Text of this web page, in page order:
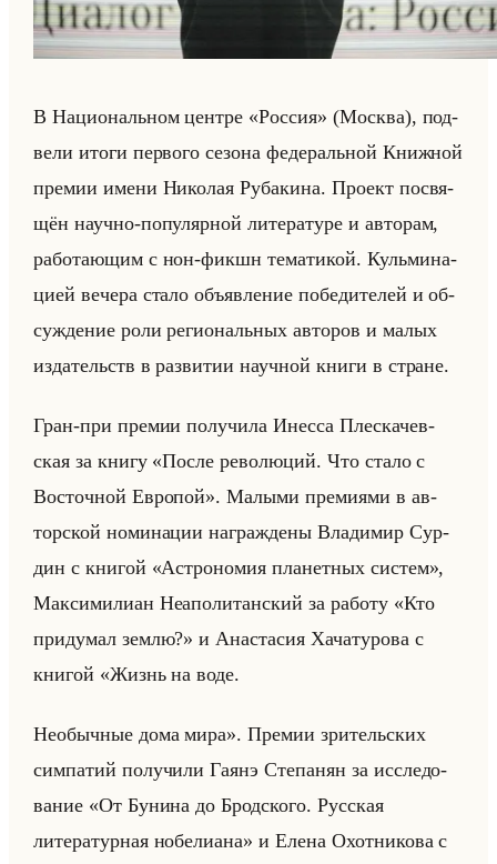
В На­ци­ональном цен­тре «Россия» (Москва), под­
ве­ли итоги пер­во­го се­зо­на фе­де­ральной Книж­ной
пре­мии имени Ни­ко­лая Ру­ба­ки­на. Про­ект по­свя­
щён на­уч­но-по­пу­ляр­ной ли­те­ра­ту­ре и ав­то­рам,
ра­бо­та­ющим с нон-фикшн те­ма­ти­кой. Кульми­на­
ци­ей ве­че­ра стало объяв­ле­ние по­бе­ди­те­лей и об­
суж­де­ние роли ре­ги­ональных ав­то­ров и малых
из­да­тельств в раз­ви­тии на­уч­ной книги в стране.
Гран-при пре­мии по­лу­чи­ла Инес­са Плес­ка­чев­
ская за книгу «После революций. Что стало с
Восточной Европой». Ма­лы­ми пре­ми­ями в ав­
тор­ской но­ми­на­ции на­граж­де­ны Вла­ди­мир Сур­
дин с кни­гой «Астрономия планетных систем»,
Мак­си­ми­ли­ан Неа­по­ли­тан­ский за ра­бо­ту «Кто
придумал землю?» и Ана­ста­сия Ха­ча­ту­ро­ва с
кни­гой «Жизнь на воде.
Необычные дома мира». Пре­мии зри­тельских
сим­па­тий по­лу­чи­ли Гаянэ Сте­па­нян за ис­сле­до­
ва­ние «От Бунина до Бродского. Русская
литературная нобелиана» и Елена Охот­ни­ко­ва с